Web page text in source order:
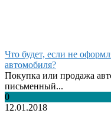
Что будет, если не
автомобиля?
Покупка или продажа
письменный...
0
12.01.2018